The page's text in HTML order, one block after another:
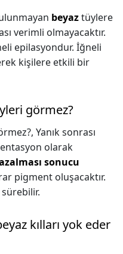
beyaztüylere
verimli olmayacaktır.
epilasyondur. İğneli
kişilere etkili bir
görmez?
Yanık sonrası
olarak
sonucu
pigment oluşacaktır.
kılları yok eder